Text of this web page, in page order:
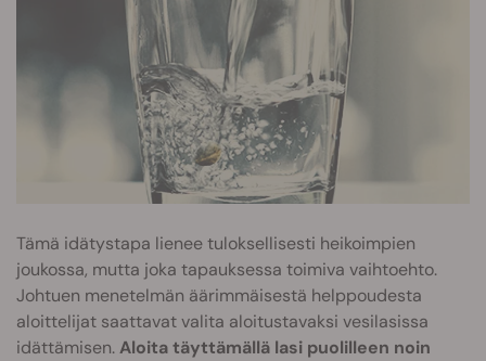
Tämä idätystapa lienee tuloksellisesti heikoimpien
joukossa, mutta joka tapauksessa toimiva vaihtoehto.
Johtuen menetelmän äärimmäisestä helppoudesta
aloittelijat saattavat valita aloitustavaksi vesilasissa
idättämisen.Aloita täyttämällä lasi puolilleen noin